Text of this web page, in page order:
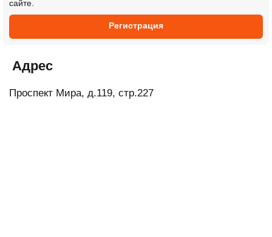
сайте.
Регистрация
Адрес
Проспект Мира, д.119, стр.227